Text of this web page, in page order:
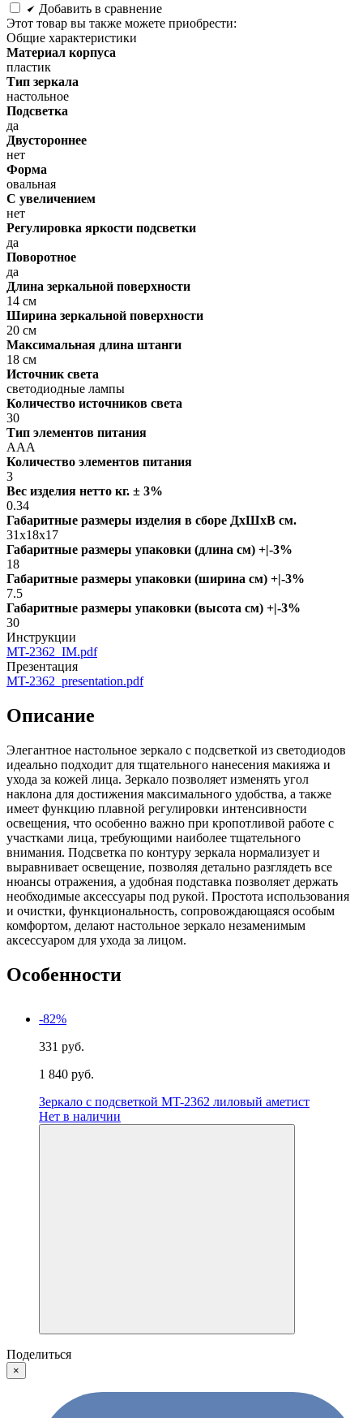
Добавить в сравнение
Этот товар вы также можете приобрести:
Общие характеристики
Материал корпуса
пластик
Тип зеркала
настольное
Подсветка
да
Двустороннее
нет
Форма
овальная
С увеличением
нет
Регулировка яркости подсветки
да
Поворотное
да
Длина зеркальной поверхности
14 см
Ширина зеркальной поверхности
20 см
Максимальная длина штанги
18 см
Источник света
светодиодные лампы
Количество источников света
30
Тип элементов питания
AAA
Количество элементов питания
3
Вес изделия нетто кг. ± 3%
0.34
Габаритные размеры изделия в сборе ДxШxВ см.
31x18x17
Габаритные размеры упаковки (длина см) +|-3%
18
Габаритные размеры упаковки (ширина см) +|-3%
7.5
Габаритные размеры упаковки (высота см) +|-3%
30
Инструкции
MT-2362_IM.pdf
Презентация
MT-2362_presentation.pdf
Описание
Элегантное настольное зеркало с подсветкой из светодиодов
идеально подходит для тщательного нанесения макияжа и
ухода за кожей лица. Зеркало позволяет изменять угол
наклона для достижения максимального удобства, а также
имеет функцию плавной регулировки интенсивности
освещения, что особенно важно при кропотливой работе с
участками лица, требующими наиболее тщательного
внимания. Подсветка по контуру зеркала нормализует и
выравнивает освещение, позволяя детально разглядеть все
нюансы отражения, а удобная подставка позволяет держать
необходимые аксессуары под рукой. Простота использования
и очистки, функциональность, сопровождающаяся особым
комфортом, делают настольное зеркало незаменимым
аксессуаром для ухода за лицом.
Особенности
-82%
331 руб.
1 840 руб.
Зеркало с подсветкой MT-2362 лиловый аметист
Нет в наличии
Поделиться
×